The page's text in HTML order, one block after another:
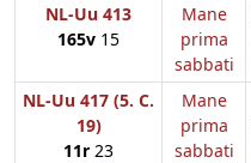
NL-Uu 413
165v 15
Mane
prima
sabbati
NL-Uu 417 (5. C.
19)
11r 23
Mane
prima
sabbati